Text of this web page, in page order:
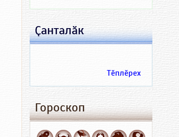
Ҫанталӑк
Тӗплӗрех
Гороскоп